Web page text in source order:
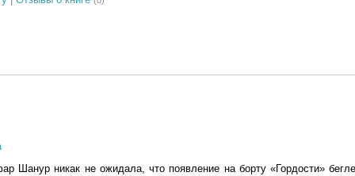
Шанур никак не ожидала, что появление на борту «Гордости»